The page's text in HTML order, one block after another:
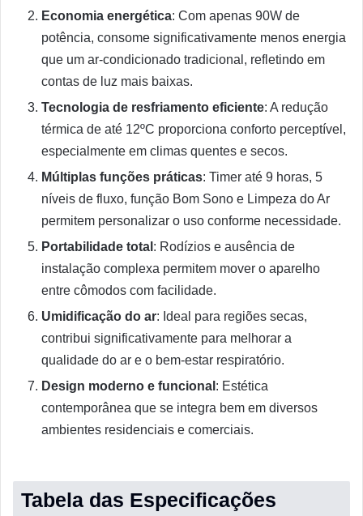
Economia energética: Com apenas 90W de
potência, consome significativamente menos energia
que um ar-condicionado tradicional, refletindo em
contas de luz mais baixas.
Tecnologia de resfriamento eficiente: A redução
térmica de até 12ºC proporciona conforto perceptível,
especialmente em climas quentes e secos.
Múltiplas funções práticas: Timer até 9 horas, 5
níveis de fluxo, função Bom Sono e Limpeza do Ar
permitem personalizar o uso conforme necessidade.
Portabilidade total : Rodízios e ausência de
instalação complexa permitem mover o aparelho
entre cômodos com facilidade.
Umidificação do ar: Ideal para regiões secas,
contribui significativamente para melhorar a
qualidade do ar e o bem-estar respiratório.
Design moderno e funcional : Estética
contemporânea que se integra bem em diversos
ambientes residenciais e comerciais.
Tabela das Especificações